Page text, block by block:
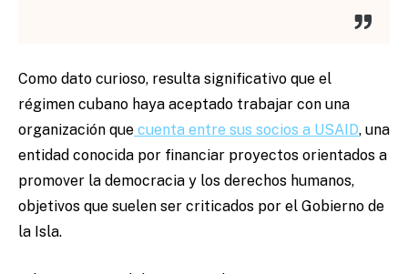
Como dato curioso, resulta significativo que el
régimen cubano haya aceptado trabajar con una
organización que cuenta entre sus socios a USAID, una
entidad conocida por financiar proyectos orientados a
promover la democracia y los derechos humanos,
objetivos que suelen ser criticados por el Gobierno de
la Isla.